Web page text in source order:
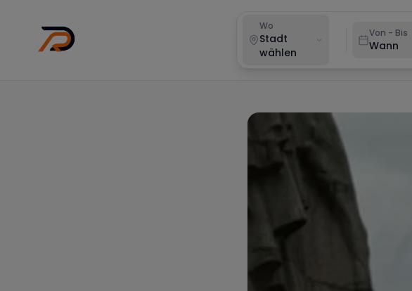
Wo
Stadt
wählen
Von - Bis
Wann